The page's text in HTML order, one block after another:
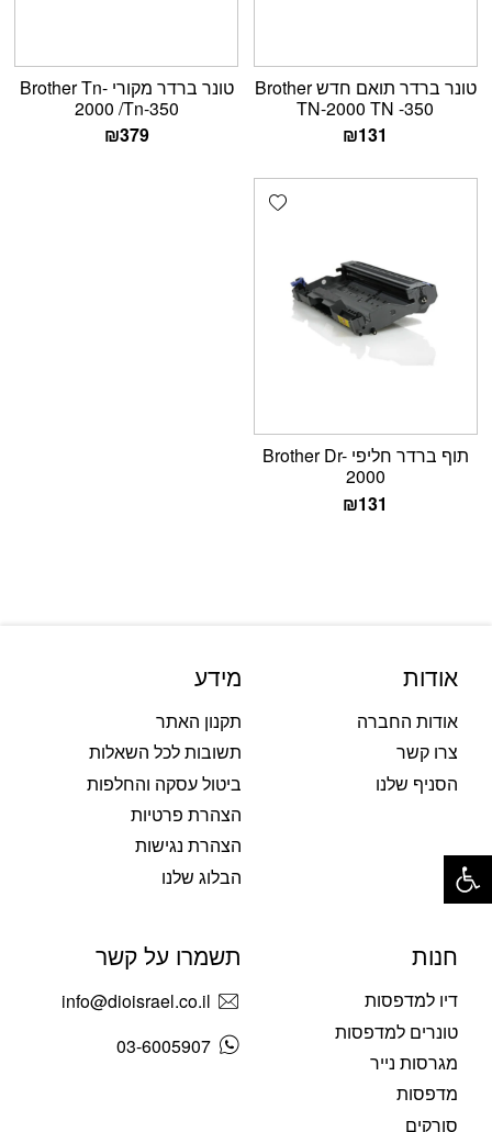
טונר ברדר תואם חדש Brother
TN-2000 TN -350
₪131
טונר ברדר מקורי Brother Tn-
2000 /Tn-350
₪379
Add wishlist
תוף ברדר חליפי Brother Dr-
2000
₪131
אודות
אודות החברה
צרו קשר
הסניף שלנו
מידע
תקנון האתר
תשובות לכל השאלות
ביטול עסקה והחלפות
הצהרת פרטיות
הצהרת נגישות
הבלוג שלנו
חנות
דיו למדפסות
טונרים למדפסות
מגרסות נייר
מדפסות
סורקים
תשמרו על קשר
info@dioisrael.co.il
03-6005907
פתח סרגל נגישות